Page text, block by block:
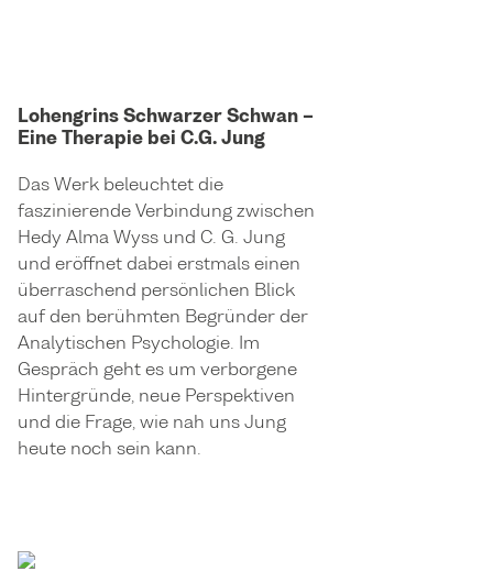
Lohengrins Schwarzer Schwan –
Eine Therapie bei C.G. Jung
Das Werk beleuchtet die
faszinierende Verbindung zwischen
Hedy Alma Wyss und C. G. Jung
und eröffnet dabei erstmals einen
überraschend persönlichen Blick
auf den berühmten Begründer der
Analytischen Psychologie. Im
Gespräch geht es um verborgene
Hintergründe, neue Perspektiven
und die Frage, wie nah uns Jung
heute noch sein kann.